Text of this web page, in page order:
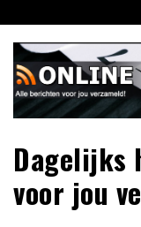
naar
inhoud
Dagelijks
voor jou